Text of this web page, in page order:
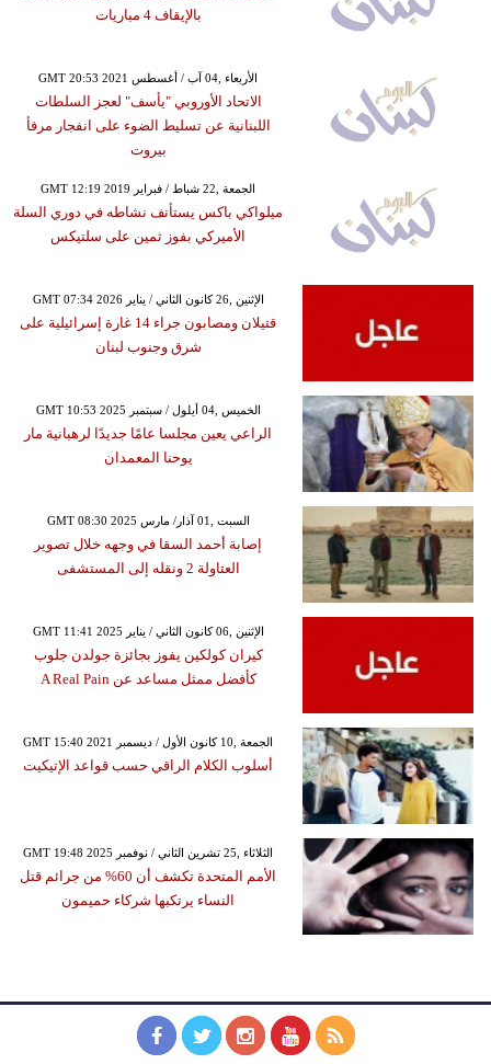
بالإيقاف 4 مباريات
GMT 20:53 2021 الأربعاء ,04 آب / أغسطس
الاتحاد الأوروبي "يأسف" لعجز السلطات
اللبنانية عن تسليط الضوء على انفجار مرفأ
بيروت
GMT 12:19 2019 الجمعة ,22 شباط / فبراير
ميلواكي باكس يستأنف نشاطه في دوري السلة
الأميركي بفوز ثمين على سلتيكس
GMT 07:34 2026 الإثنين ,26 كانون الثاني / يناير
قتيلان ومصابون جراء 14 غارة إسرائيلية على
شرق وجنوب لبنان
GMT 10:53 2025 الخميس ,04 أيلول / سبتمبر
الراعي يعين مجلسا عامًا جديدًا لرهبانية مار
يوحنا المعمدان
GMT 08:30 2025 السبت ,01 آذار/ مارس
إصابة أحمد السقا في وجهه خلال تصوير
العتاولة 2 ونقله إلى المستشفى
GMT 11:41 2025 الإثنين ,06 كانون الثاني / يناير
كيران كولكين يفوز بجائزة جولدن جلوب
كأفضل ممثل مساعد عن A Real Pain
GMT 15:40 2021 الجمعة ,10 كانون الأول / ديسمبر
أسلوب الكلام الراقي حسب قواعد الإتيكيت
GMT 19:48 2025 الثلاثاء ,25 تشرين الثاني / نوفمبر
الأمم المتحدة تكشف أن 60% من جرائم قتل
النساء يرتكبها شركاء حميمون